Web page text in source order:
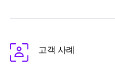
고객 사례